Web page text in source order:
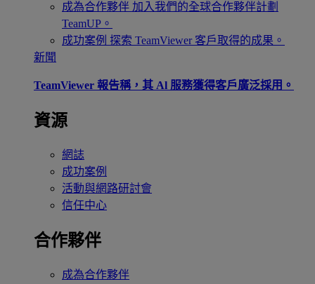
成為合作夥伴 加入我們的全球合作夥伴計劃
TeamUP。
成功案例 探索 TeamViewer 客戶取得的成果。
新聞
TeamViewer 報告稱，其 Al 服務獲得客戶廣泛採用。
資源
網誌
成功案例
活動與網路研討會
信任中心
合作夥伴
成為合作夥伴